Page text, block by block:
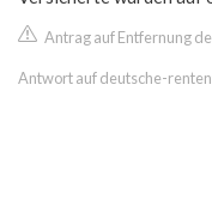
Antrag auf Entfernung
Antwort auf deutsche-